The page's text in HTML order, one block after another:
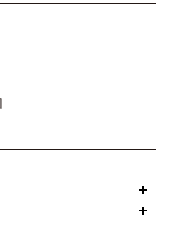
開く
開く